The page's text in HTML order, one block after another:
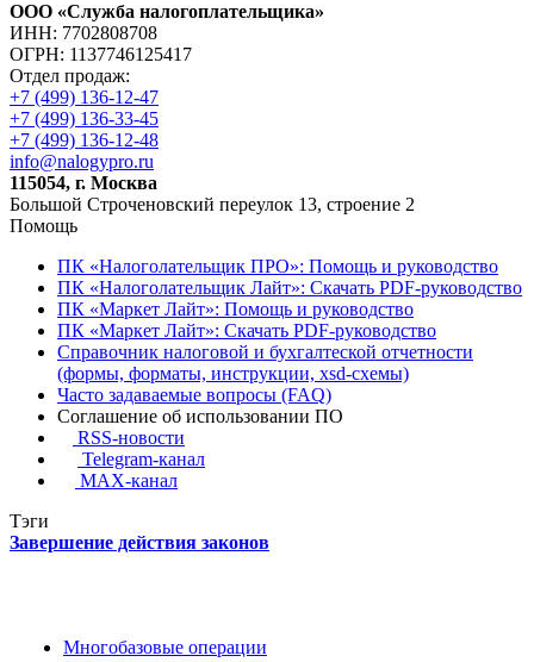
ООО «Служба налогоплательщика»
ИНН: 7702808708
ОГРН: 1137746125417
Отдел продаж:
+7 (499) 136-12-47
+7 (499) 136-33-45
+7 (499) 136-12-48
info@nalogypro.ru
115054, г. Москва
Большой Строченовский переулок 13, строение 2
Помощь
ПК «Налоголательщик ПРО»: Помощь и руководство
ПК «Налоголательщик Лайт»: Скачать PDF-руководство
ПК «Маркет Лайт»: Помощь и руководство
ПК «Маркет Лайт»: Скачать PDF-руководство
Справочник налоговой и бухгалтеской отчетности
(формы, форматы, инструкции, xsd-схемы)
Часто задаваемые вопросы (FAQ)
Соглашение об использовании ПО
RSS-новости
Telegram-канал
MAX-канал
Тэги
Завершение действия законов
Многобазовые операции